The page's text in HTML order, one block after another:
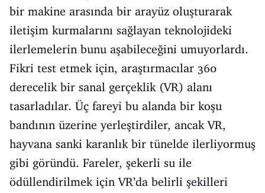
bir makine arasında bir arayüz oluşturarak
iletişim kurmalarını sağlayan teknolojideki
ilerlemelerin bunu aşabileceğini umuyorlardı.
Fikri test etmek için, araştırmacılar 360
derecelik bir sanal gerçeklik (VR) alanı
tasarladılar. Üç fareyi bu alanda bir koşu
bandının üzerine yerleştirdiler, ancak VR,
hayvana sanki karanlık bir tünelde ilerliyormuş
gibi göründü. Fareler, şekerli su ile
ödüllendirilmek için VR’da belirli şekilleri